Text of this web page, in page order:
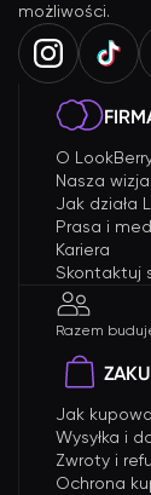
możliwości.
O
Nasza wizja
Jak działa
Prasa i
Kariera
Skontaktuj
Razem
Jak
Wysyłka i
Zwroty i
Ochrona